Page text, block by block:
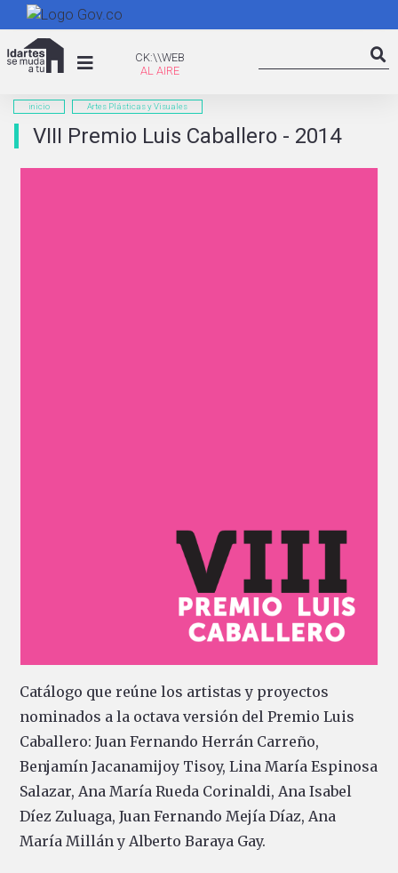
al
CK:\WEB
CK:\\WEB
inicio Artes Plásticas y Visuales
VIII Premio Luis Caballero - 2014
Catálogo que reúne los artistas y proyectos
nominados a la octava versión del Premio Luis
Caballero: Juan Fernando Herrán Carreño,
Benjamín Jacanamijoy Tisoy, Lina María Espinosa
Salazar, Ana María Rueda Corinaldi, Ana Isabel
Díez Zuluaga, Juan Fernando Mejía Díaz, Ana
María Millán y Alberto Baraya Gay.